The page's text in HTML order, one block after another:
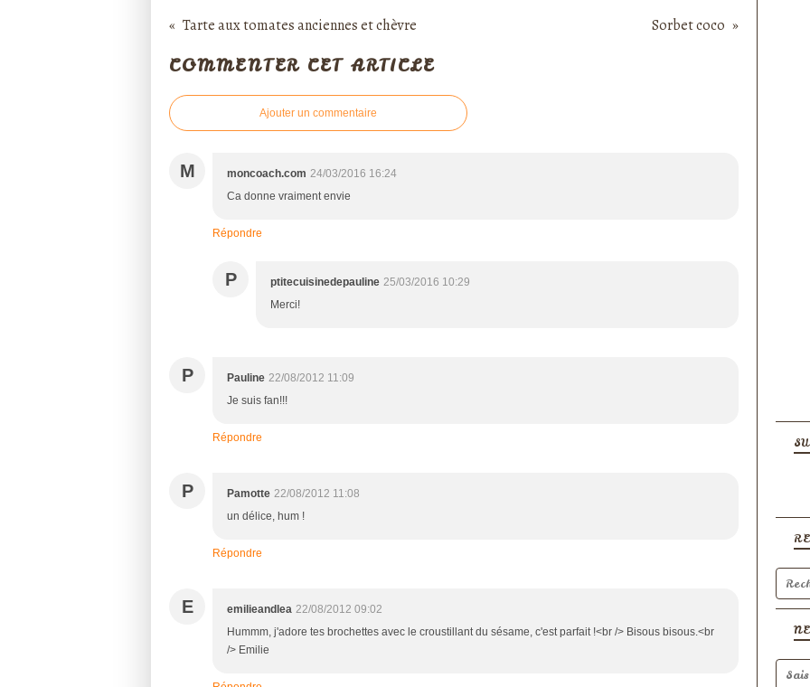
Tarte aux tomates anciennes et chèvre Sorbet coco
COMMENTER CET ARTICLE
Ajouter un commentaire
M moncoach.com 24/03/2016 16:24
Ca donne vraiment envie
Répondre
P ptitecuisinedepauline 25/03/2016 10:29
Merci!
P Pauline 22/08/2012 11:09
Je suis fan!!!
Répondre
P Pamotte 22/08/2012 11:08
un délice, hum !
Répondre
E emilieandlea 22/08/2012 09:02
Hummm, j'adore tes brochettes avec le croustillant du sésame, c'est parfait !<br /> Bisous bisous.<br
/> Emilie